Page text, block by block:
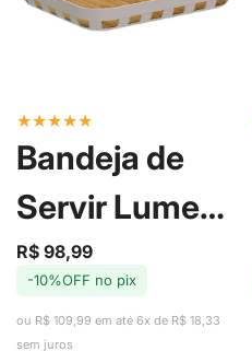
★★★★★
Bandeja de
Servir Lume
Bege 35cm -
Ou
Preço
de
R$ 98,99
Preço
regular
-10%OFF no pix
ou R$ 109,99 em até 6x de R$ 18,33
sem juros